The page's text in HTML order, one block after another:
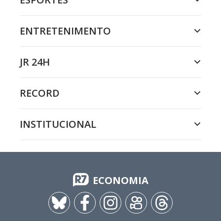
ENTRETENIMENTO
JR 24H
RECORD
INSTITUCIONAL
ECONOMIA